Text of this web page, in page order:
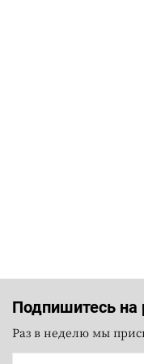
Подпишитесь на
Раз в неделю мы